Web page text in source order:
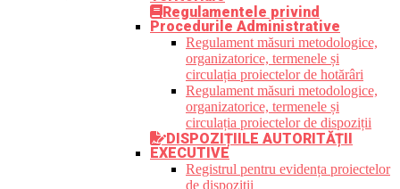
Regulamentele privind
Procedurile Administrative
Regulament măsuri metodologice,
organizatorice, termenele și
circulația proiectelor de hotărâri
Regulament măsuri metodologice,
organizatorice, termenele și
circulația proiectelor de dispoziții
DISPOZIȚIILE AUTORITĂȚII
EXECUTIVE
Registrul pentru evidența proiectelor
de dispoziții